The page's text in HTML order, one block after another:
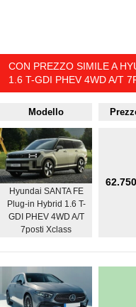
CON PREZZO SIMILE A
1.6 T-GDI PHEV 4WD A/T
Modello
Hyundai SANTA FE
Plug-in Hybrid 1.6 T-
GDI PHEV 4WD A/T
7posti Xclass